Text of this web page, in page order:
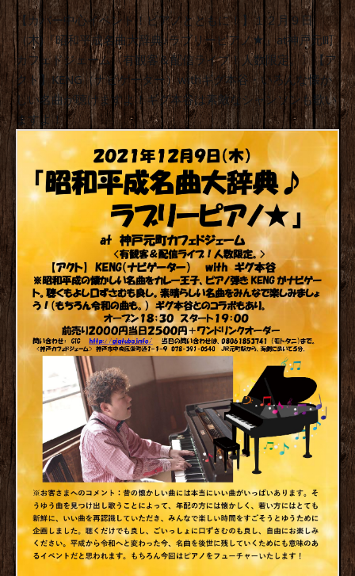
【カバー中心イベント！ピアノとともに！】１２月９日
（木)『昭和平成名曲大辞典♪ラブリーピアノ★』at神戸元町
カフェドジェーム〈有観客＆配信ライブ！人数限定。〉【ア
クト】KENG（ナビゲーター）withギグ本谷・いろんな懐か
しい名曲が聴けますよ！ギグ本谷は素敵なシャンソンも歌い
ますよ！